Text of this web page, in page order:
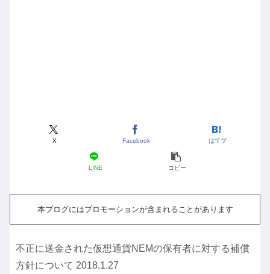
X Facebook はてブ
LINE コピー
本ブログにはプロモーションが含まれることがあります
不正に送金された仮想通貨NEMの保有者に対する補償
方針について 2018.1.27